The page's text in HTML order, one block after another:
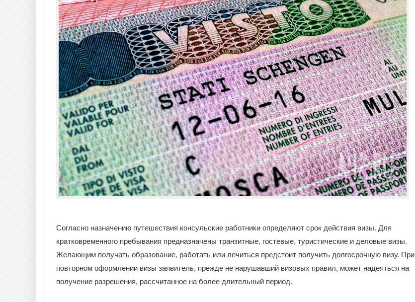
Согласно назначению путешествия консульские работники определяют срок действия визы. Для
кратковременного пребывания предназначены транзитные, гостевые, туристические и деловые визы.
Желающим получать образование, работать или лечиться предстоит получить долгосрочную визу. При
повторном оформлении визы заявитель, прежде не нарушавший визовых правил, может надеяться на
получение разрешения, рассчитанное на более длительный период.